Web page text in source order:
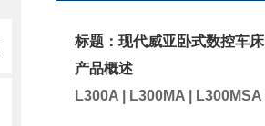
标题：现代威亚卧式数控车床
产品概述
L300A | L300MA | L300MSA